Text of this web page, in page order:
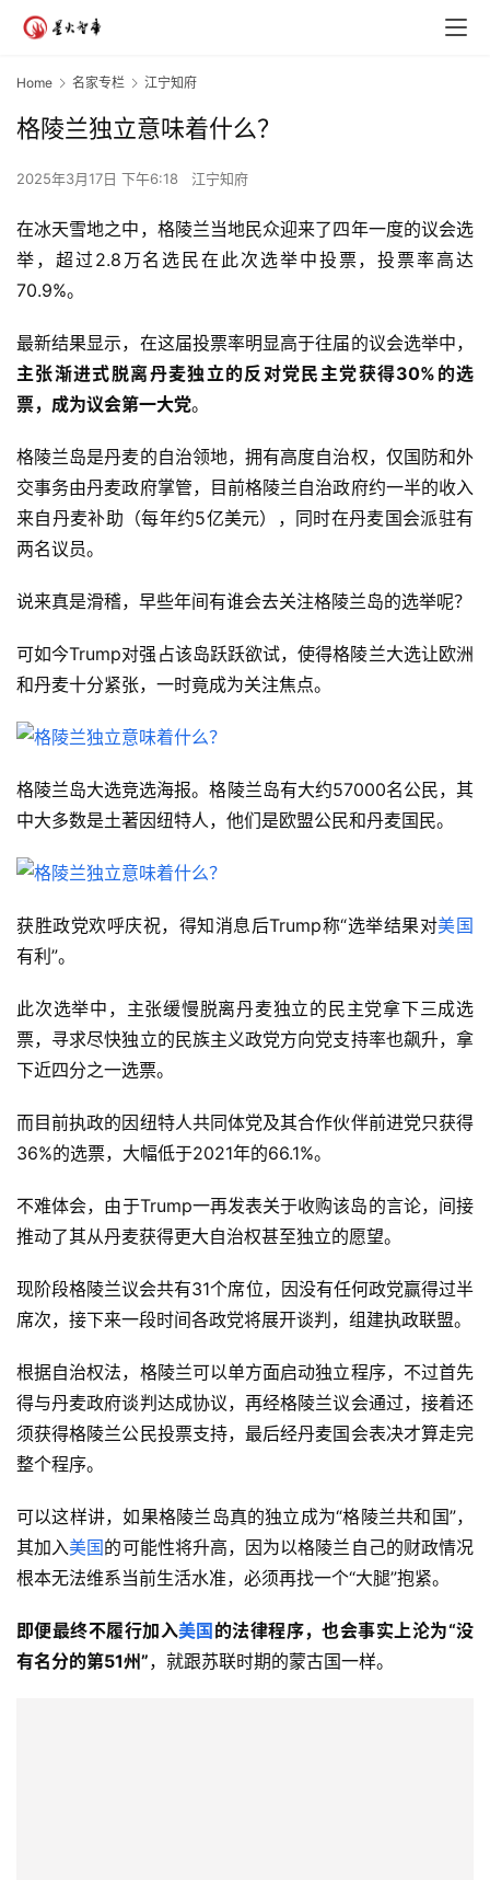
Home 名家专栏 江宁知府
格陵兰独立意味着什么？
2025年3月17日 下午6:18 江宁知府
在冰天雪地之中，格陵兰当地民众迎来了四年一度的议会选
举，超过2.8万名选民在此次选举中投票，投票率高达
70.9%。
最新结果显示，在这届投票率明显高于往届的议会选举中，
主张渐进式脱离丹麦独立的反对党民主党获得30%的选
票，成为议会第一大党。
格陵兰岛是丹麦的自治领地，拥有高度自治权，仅国防和外
交事务由丹麦政府掌管，目前格陵兰自治政府约一半的收入
来自丹麦补助（每年约5亿美元），同时在丹麦国会派驻有
两名议员。
说来真是滑稽，早些年间有谁会去关注格陵兰岛的选举呢？
可如今Trump对强占该岛跃跃欲试，使得格陵兰大选让欧洲
和丹麦十分紧张，一时竟成为关注焦点。
格陵兰岛大选竞选海报。格陵兰岛有大约57000名公民，其
中大多数是土著因纽特人，他们是欧盟公民和丹麦国民。
获胜政党欢呼庆祝，得知消息后Trump称“选举结果对美国
有利”。
此次选举中，主张缓慢脱离丹麦独立的民主党拿下三成选
票，寻求尽快独立的民族主义政党方向党支持率也飙升，拿
下近四分之一选票。
而目前执政的因纽特人共同体党及其合作伙伴前进党只获得
36%的选票，大幅低于2021年的66.1%。
不难体会，由于Trump一再发表关于收购该岛的言论，间接
推动了其从丹麦获得更大自治权甚至独立的愿望。
现阶段格陵兰议会共有31个席位，因没有任何政党赢得过半
席次，接下来一段时间各政党将展开谈判，组建执政联盟。
根据自治权法，格陵兰可以单方面启动独立程序，不过首先
得与丹麦政府谈判达成协议，再经格陵兰议会通过，接着还
须获得格陵兰公民投票支持，最后经丹麦国会表决才算走完
整个程序。
可以这样讲，如果格陵兰岛真的独立成为“格陵兰共和国”，
其加入美国的可能性将升高，因为以格陵兰自己的财政情况
根本无法维系当前生活水准，必须再找一个“大腿”抱紧。
即便最终不履行加入美国 的法律程序，也会事实上沦为“没
有名分的第51州”，就跟苏联时期的蒙古国一样。